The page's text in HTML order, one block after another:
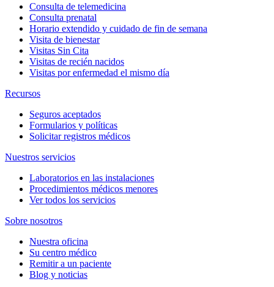
Consulta de telemedicina
Consulta prenatal
Horario extendido y cuidado de fin de semana
Visita de bienestar
Visitas Sin Cita
Visitas de recién nacidos
Visitas por enfermedad el mismo día
Recursos
Seguros aceptados
Formularios y políticas
Solicitar registros médicos
Nuestros servicios
Laboratorios en las instalaciones
Procedimientos médicos menores
Ver todos los servicios
Sobre nosotros
Nuestra oficina
Su centro médico
Remitir a un paciente
Blog y noticias